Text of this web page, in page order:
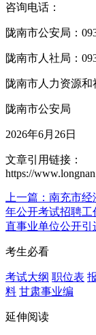
咨询电话：
陇南市公安局：
陇南市人社局：
陇南市人力资源和
陇南市公安局
2026年6月26日
文章引用链接：
https://
上一篇：南充市
年公开考试招聘
直事业单位公开引
考生必看
考试大纲 职位表
料 甘肃事业编
延伸阅读